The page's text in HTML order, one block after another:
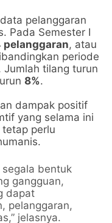
pelanggaran
Pada Semester I
pelanggaran, atau
periode
Jumlah tilang turun
8%.
dampak positif
yang selama ini
perlu
segala bentuk
gangguan,
dapat
pelanggaran,
jelasnya.